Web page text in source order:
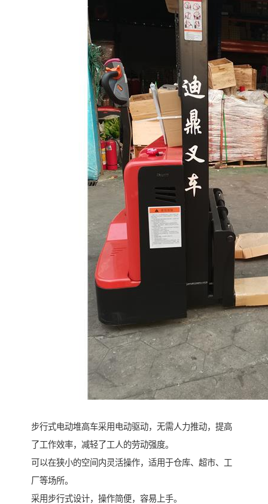
步行式电动堆高车采用电动驱动，无需人力推动，提高
了工作效率，减轻了工人的劳动强度。
可以在狭小的空间内灵活操作，适用于仓库、超市、工
厂等场所。
采用步行式设计，操作简便，容易上手。